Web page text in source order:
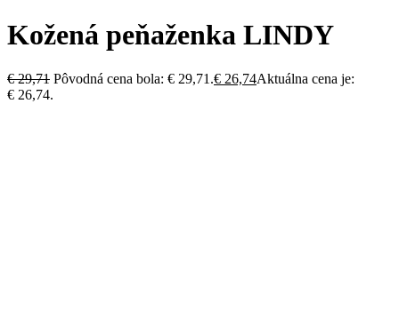
Kožená peňaženka LINDY
€29,71 Pôvodná cena bola: € 29,71.€ 26,74Aktuálna cena je:
€ 26,74.